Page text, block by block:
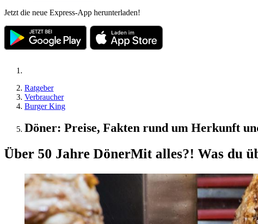
Jetzt die neue Express-App herunterladen!
Ratgeber
Verbraucher
Burger King
Döner: Preise, Fakten rund um Herkunft
Über 50 Jahre DönerMit alles?! Was du